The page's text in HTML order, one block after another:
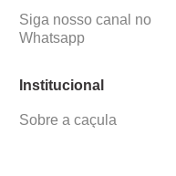
Siga nosso canal no
Whatsapp
Institucional
Sobre a caçula